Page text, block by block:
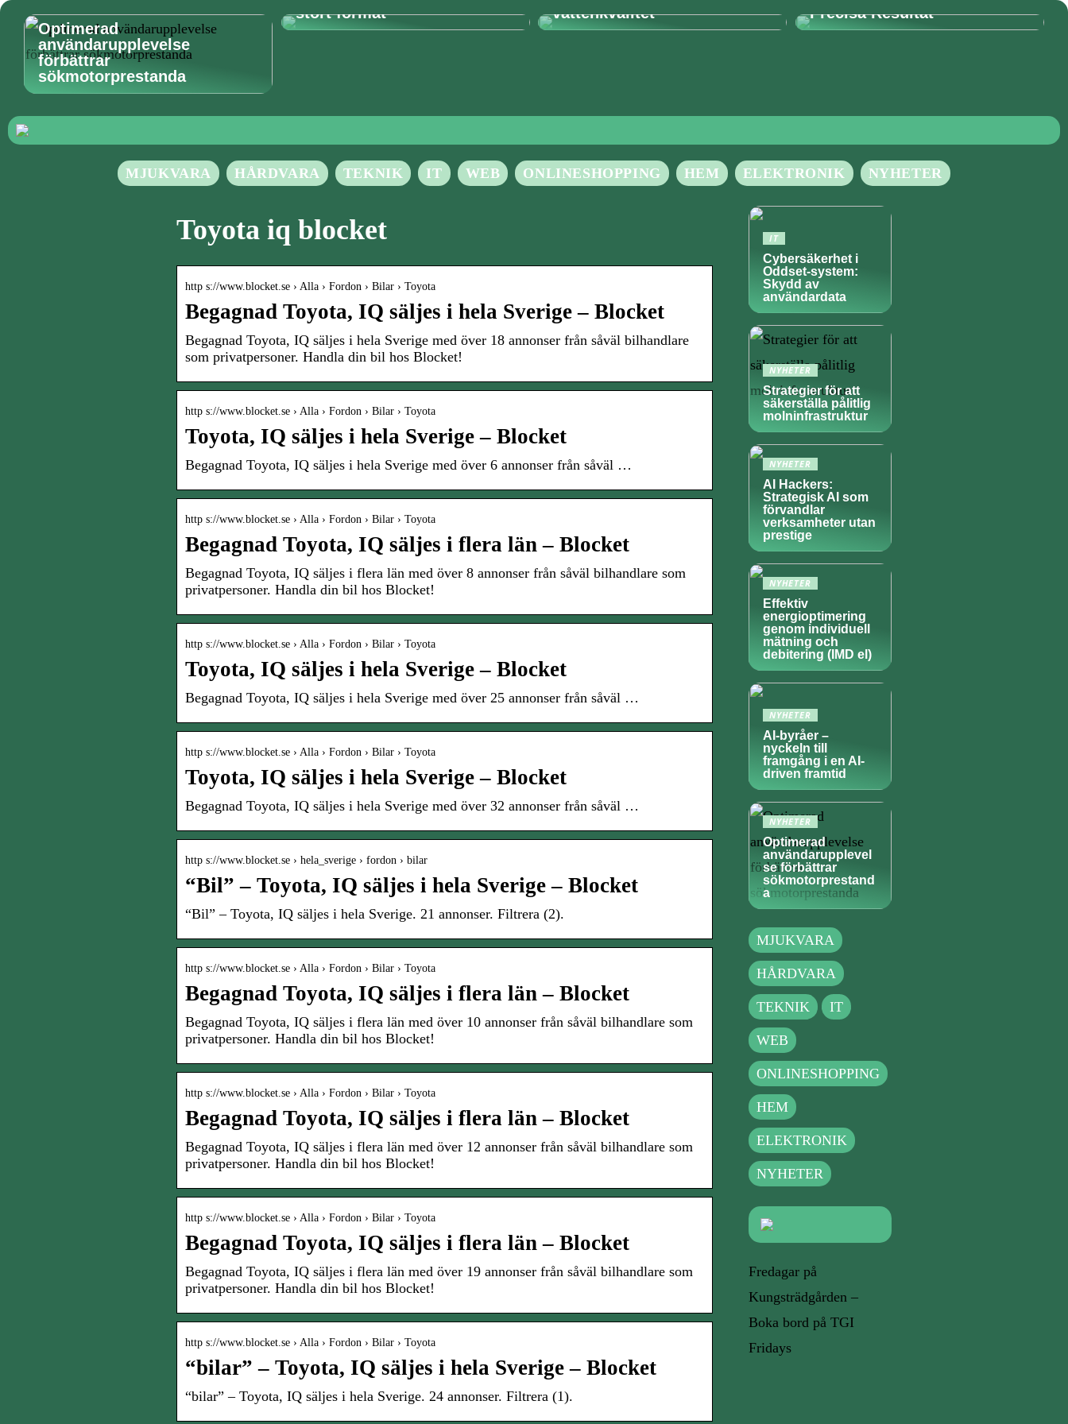
Optimerad
användarupplevelse
förbättrar
sökmotorprestanda
stort format
vattenkvalitet
Precisa Resultat
MJUKVARA HÅRDVARA TEKNIK IT WEB ONLINESHOPPING HEM ELEKTRONIK NYHETER
Toyota iq blocket
http s://www.blocket.se › Alla › Fordon › Bilar › Toyota
Begagnad Toyota, IQ säljes i hela Sverige – Blocket
Begagnad Toyota, IQ säljes i hela Sverige med över 18 annonser från såväl bilhandlare
som privatpersoner. Handla din bil hos Blocket!
http s://www.blocket.se › Alla › Fordon › Bilar › Toyota
Toyota, IQ säljes i hela Sverige – Blocket
Begagnad Toyota, IQ säljes i hela Sverige med över 6 annonser från såväl …
http s://www.blocket.se › Alla › Fordon › Bilar › Toyota
Begagnad Toyota, IQ säljes i flera län – Blocket
Begagnad Toyota, IQ säljes i flera län med över 8 annonser från såväl bilhandlare som
privatpersoner. Handla din bil hos Blocket!
http s://www.blocket.se › Alla › Fordon › Bilar › Toyota
Toyota, IQ säljes i hela Sverige – Blocket
Begagnad Toyota, IQ säljes i hela Sverige med över 25 annonser från såväl …
http s://www.blocket.se › Alla › Fordon › Bilar › Toyota
Toyota, IQ säljes i hela Sverige – Blocket
Begagnad Toyota, IQ säljes i hela Sverige med över 32 annonser från såväl …
http s://www.blocket.se › hela_sverige › fordon › bilar
“Bil” – Toyota, IQ säljes i hela Sverige – Blocket
“Bil” – Toyota, IQ säljes i hela Sverige. 21 annonser. Filtrera (2).
http s://www.blocket.se › Alla › Fordon › Bilar › Toyota
Begagnad Toyota, IQ säljes i flera län – Blocket
Begagnad Toyota, IQ säljes i flera län med över 10 annonser från såväl bilhandlare som
privatpersoner. Handla din bil hos Blocket!
http s://www.blocket.se › Alla › Fordon › Bilar › Toyota
Begagnad Toyota, IQ säljes i flera län – Blocket
Begagnad Toyota, IQ säljes i flera län med över 12 annonser från såväl bilhandlare som
privatpersoner. Handla din bil hos Blocket!
http s://www.blocket.se › Alla › Fordon › Bilar › Toyota
Begagnad Toyota, IQ säljes i flera län – Blocket
Begagnad Toyota, IQ säljes i flera län med över 19 annonser från såväl bilhandlare som
privatpersoner. Handla din bil hos Blocket!
http s://www.blocket.se › Alla › Fordon › Bilar › Toyota
“bilar” – Toyota, IQ säljes i hela Sverige – Blocket
“bilar” – Toyota, IQ säljes i hela Sverige. 24 annonser. Filtrera (1).
IT
Cybersäkerhet i
Oddset-system:
Skydd av
användardata
NYHETER
Strategier för att
säkerställa pålitlig
molninfrastruktur
NYHETER
AI Hackers:
Strategisk AI som
förvandlar
verksamheter utan
prestige
NYHETER
Effektiv
energioptimering
genom individuell
mätning och
debitering (IMD el)
NYHETER
AI-byråer –
nyckeln till
framgång i en AI-
driven framtid
NYHETER
Optimerad
användarupplevel
se förbättrar
sökmotorprestand
a
MJUKVARA
HÅRDVARA
TEKNIK IT
WEB
ONLINESHOPPING
HEM
ELEKTRONIK
NYHETER
Fredagar på
Kungsträdgården –
Boka bord på TGI
Fridays